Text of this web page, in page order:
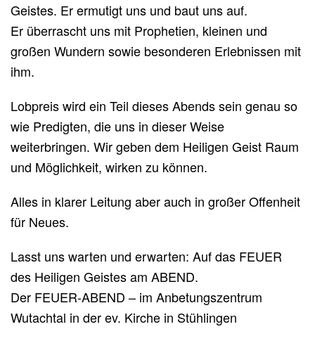
Geistes. Er ermutigt uns und baut uns auf.
Er überrascht uns mit Prophetien, kleinen und
großen Wundern sowie besonderen Erlebnissen mit
ihm.
Lobpreis wird ein Teil dieses Abends sein genau so
wie Predigten, die uns in dieser Weise
weiterbringen. Wir geben dem Heiligen Geist Raum
und Möglichkeit, wirken zu können.
Alles in klarer Leitung aber auch in großer Offenheit
für Neues.
Lasst uns warten und erwarten: Auf das FEUER
des Heiligen Geistes am ABEND.
Der FEUER-ABEND – im Anbetungszentrum
Wutachtal in der ev. Kirche in Stühlingen